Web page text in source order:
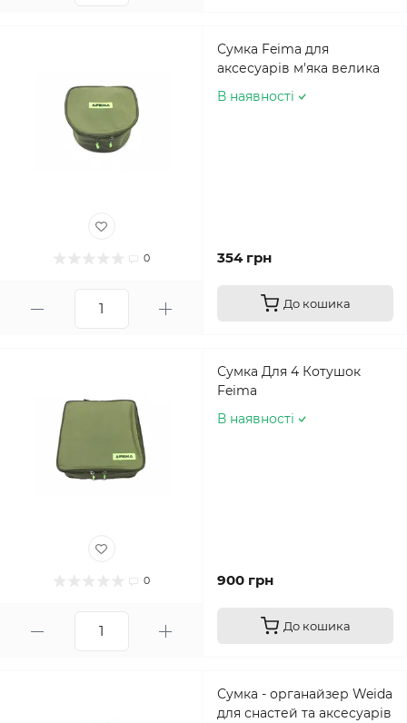
0
Сумка Feima для
аксесуарів м'яка велика
В наявності
354 грн
До кошика
0
Сумка Для 4 Котушок
Feima
В наявності
900 грн
До кошика
Сумка - органайзер Weida
для снастей та аксесуарів